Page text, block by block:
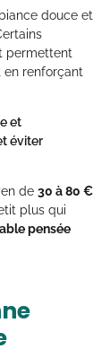
douce et
permettent
en renforçant
et
éviter
de 30 à 80 €
plus qui
pensée